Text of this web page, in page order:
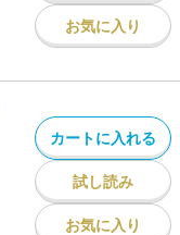
お気に入り
カートに入れる
試し読み
お気に入り